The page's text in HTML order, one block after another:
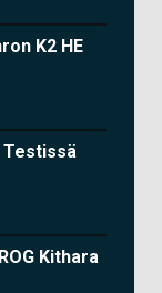
K2 HE
Testissä
Kithara